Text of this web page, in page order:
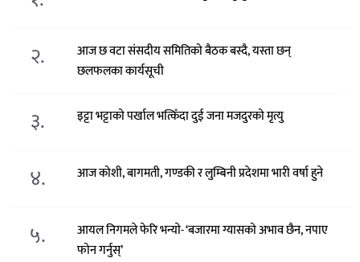
२.
आज छ वटा संसदीय समितिको बैठक बस्दै, यस्ता छन्
छलफलका कार्यसूची
३. इट्टा भट्टाको पर्खाल भत्किँदा दुई जना मजदुरको मृत्यु
४. आज कोशी, बागमती, गण्डकी र लुम्बिनी प्रदेशमा भारी वर्षा हुने
५.
आयल निगमले फेरि भन्याे- ‘बजारमा ग्यासको अभाव छैन, नपाए
फोन गर्नुस्’